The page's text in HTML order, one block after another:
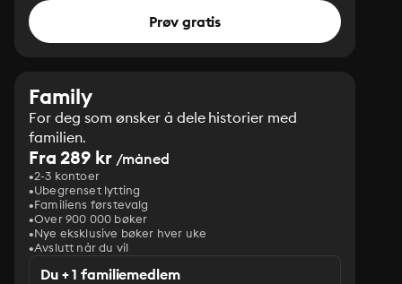
Prøv gratis
Family
For deg som ønsker å dele historier med
familien.
Fra 289 kr/måned
2-3 kontoer
Ubegrenset lytting
Familiens førstevalg
Over 900 000 bøker
Nye eksklusive bøker hver uke
Avslutt når du vil
Du + 1 familiemedlem